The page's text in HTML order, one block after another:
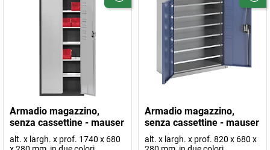
Armadio magazzino,
senza cassettine - mauser
alt. x largh. x prof. 1740 x 680
Armadio magazzino,
senza cassettine - mauser
alt. x largh. x prof. 820 x 680 x